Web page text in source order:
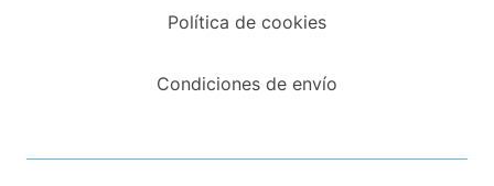
Política de cookies
Condiciones de envío